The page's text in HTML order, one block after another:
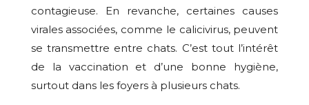
contagieuse. En revanche, certaines causes
virales associées, comme le calicivirus, peuvent
se transmettre entre chats. C’est tout l’intérêt
de la vaccination et d’une bonne hygiène,
surtout dans les foyers à plusieurs chats.